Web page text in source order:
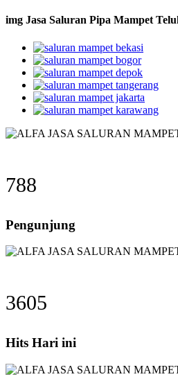
img Jasa Saluran Pipa Mampet
788
Pengunjung
3605
Hits Hari ini